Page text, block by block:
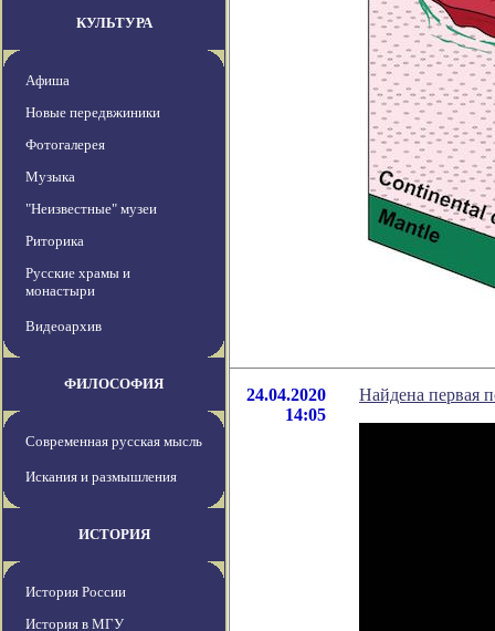
КУЛЬТУРА
Афиша
Новые передвжиники
Фотогалерея
Музыка
"Неизвестные" музеи
Риторика
Русские храмы и
монастыри
Видеоархив
ФИЛОСОФИЯ
Современная русская мысль
Искания и размышления
ИСТОРИЯ
История России
История в МГУ
24.04.2020
14:05
Найдена первая